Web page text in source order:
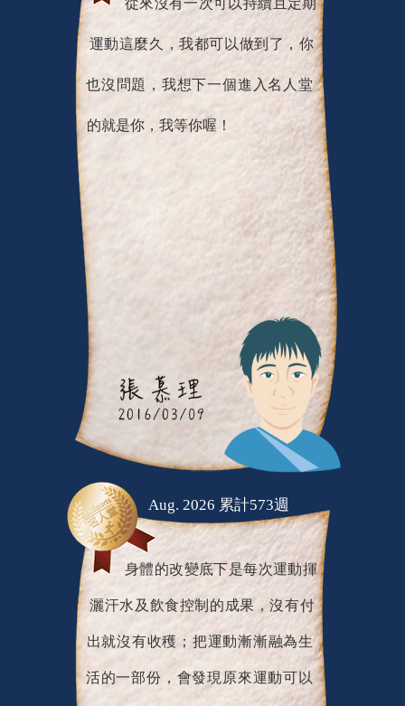
運動這麼久，我都可以做到了，你
也沒問題，我想下一個進入名人堂
的就是你，我等你喔！
Aug. 2026 累計573週
身體的改變底下是每次運動揮
灑汗水及飲食控制的成果，沒有付
出就沒有收穫；把運動漸漸融為生
活的一部份，會發現原來運動可以